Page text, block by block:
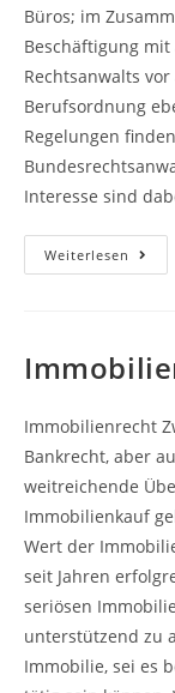
Büros; im
Beschäftigung
Rechtsanwalts
Berufsordnung
Regelungen
Interesse sind
Weiterlesen
Immobilienrecht
Bankrecht, aber
weitreichende
Immobilienkauf
Wert der
seit Jahren
seriösen
unterstützend zu
Immobilie, sei es